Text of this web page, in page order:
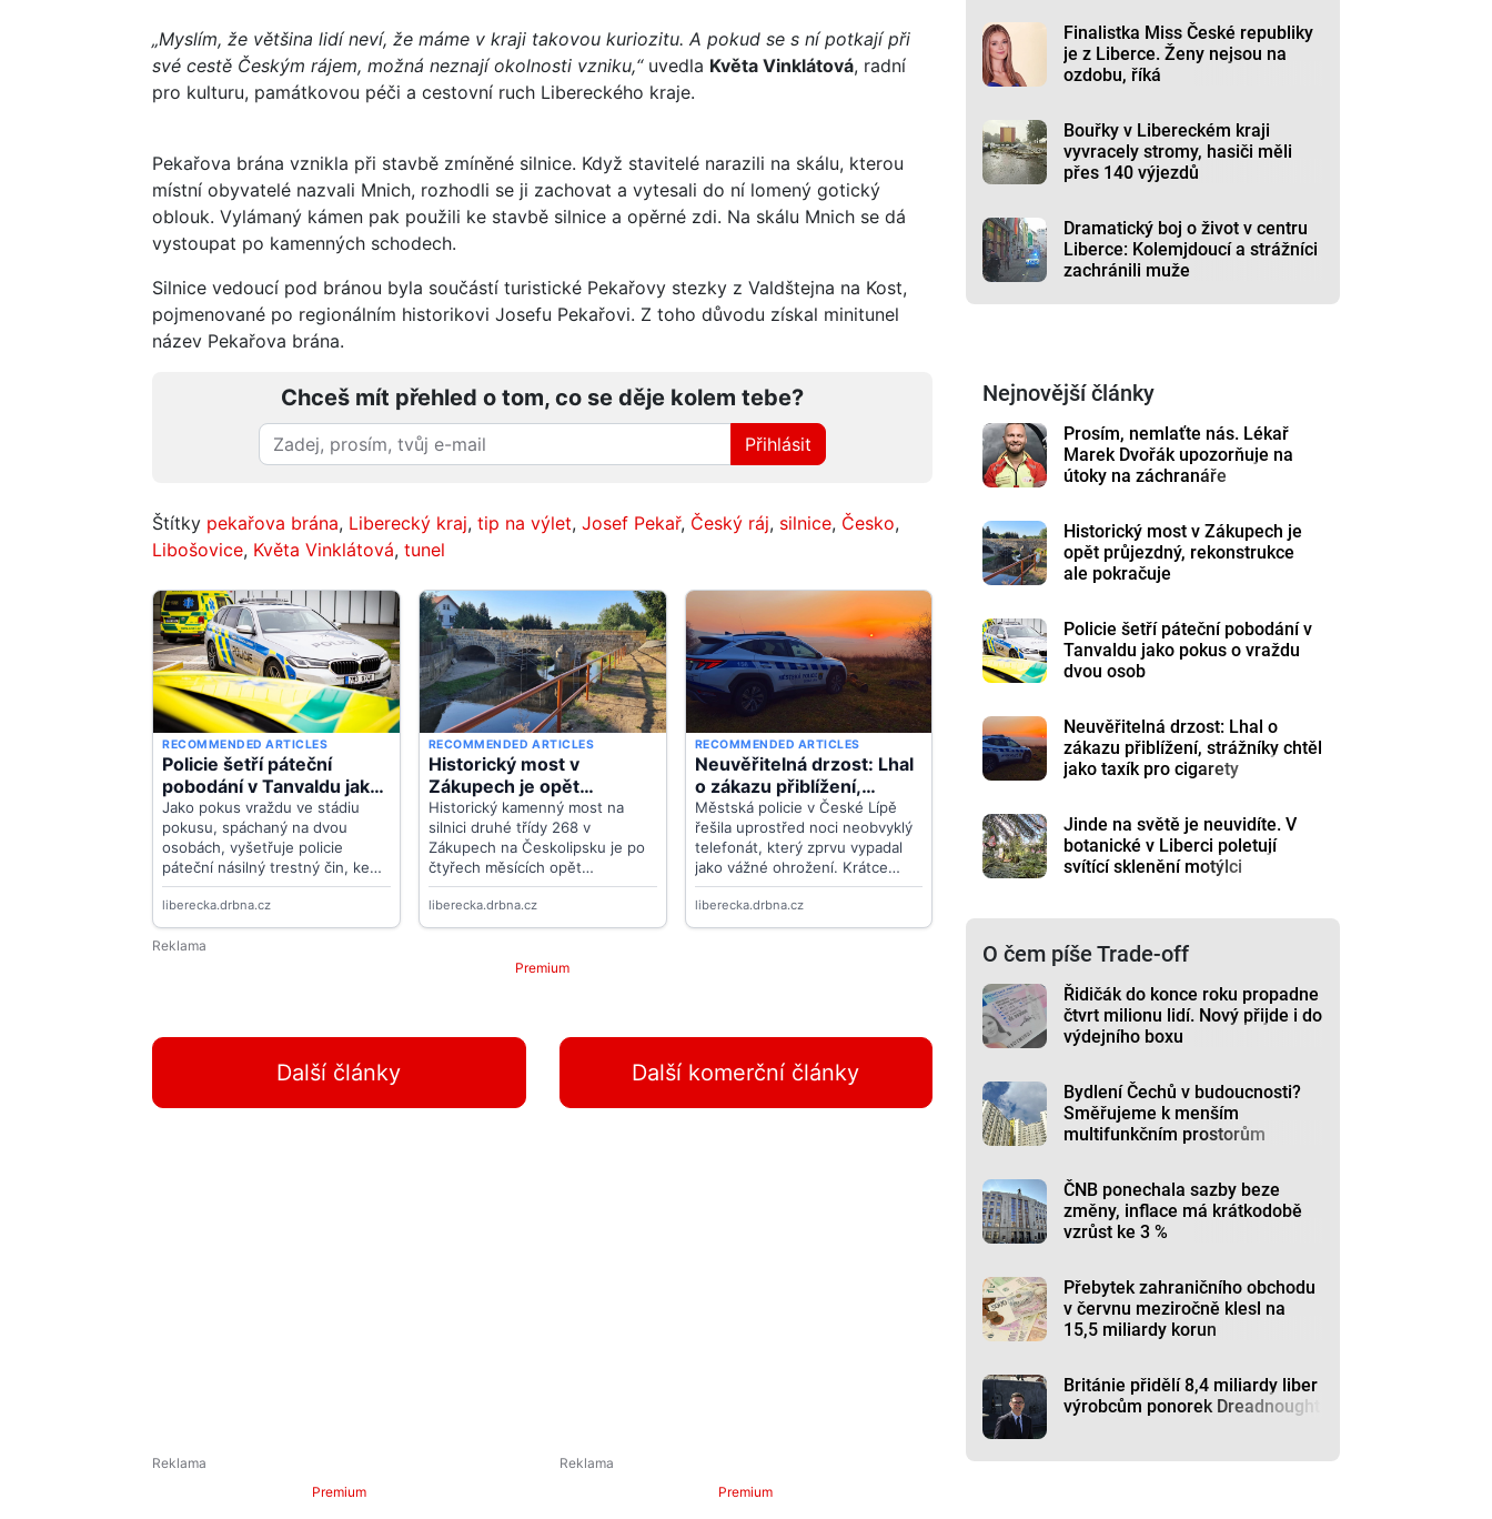
„Myslím, že většina lidí neví, že máme v kraji takovou kuriozitu. A pokud se s ní potkají při
své cestě Českým rájem, možná neznají okolnosti vzniku,“uvedla Květa Vinklátová, radní
pro kulturu, památkovou péči a cestovní ruch Libereckého kraje.
Pekařova brána vznikla při stavbě zmíněné silnice. Když stavitelé narazili na skálu, kterou
místní obyvatelé nazvali Mnich, rozhodli se ji zachovat a vytesali do ní lomený gotický
oblouk. Vylámaný kámen pak použili ke stavbě silnice a opěrné zdi. Na skálu Mnich se dá
vystoupat po kamenných schodech.
Silnice vedoucí pod bránou byla součástí turistické Pekařovy stezky z Valdštejna na Kost,
pojmenované po regionálním historikovi Josefu Pekařovi. Z toho důvodu získal minitunel
název Pekařova brána.
Chceš mít přehled o tom, co se děje kolem tebe?
Přihlásit
Štítky pekařova brána, Liberecký kraj, tip na výlet, Josef Pekař, Český ráj, silnice, Česko,
Libošovice, Květa Vinklátová, tunel
Premium
Další články Další komerční články
Finalistka Miss České republiky
je z Liberce. Ženy nejsou na
ozdobu, říká
Bouřky v Libereckém kraji
vyvracely stromy, hasiči měli
přes 140 výjezdů
Dramatický boj o život v centru
Liberce: Kolemjdoucí a strážníci
zachránili muže
Nejnovější články
Prosím, nemlaťte nás. Lékař
Marek Dvořák upozorňuje na
útoky na záchranáře
Historický most v Zákupech je
opět průjezdný, rekonstrukce
ale pokračuje
Policie šetří páteční pobodání v
Tanvaldu jako pokus o vraždu
dvou osob
Neuvěřitelná drzost: Lhal o
zákazu přiblížení, strážníky chtěl
jako taxík pro cigarety
Jinde na světě je neuvidíte. V
botanické v Liberci poletují
svítící sklenění motýlci
O čem píše Trade-off
Řidičák do konce roku propadne
čtvrt milionu lidí. Nový přijde i do
výdejního boxu
Bydlení Čechů v budoucnosti?
Směřujeme k menším
multifunkčním prostorům
ČNB ponechala sazby beze
změny, inflace má krátkodobě
vzrůst ke 3 %
Přebytek zahraničního obchodu
v červnu meziročně klesl na
15,5 miliardy korun
Británie přidělí 8,4 miliardy liber
výrobcům ponorek Dreadnought
Premium Premium